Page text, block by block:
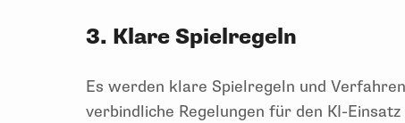
3. Klare Spielregeln
Es werden klare Spielregeln und
verbindliche Regelungen für den KI-